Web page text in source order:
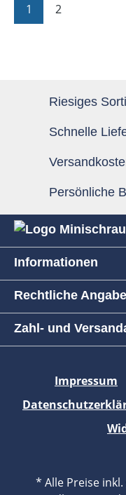
Seite
1 Seite
2
Riesiges
Schnelle
Persönliche
Informationen
Rechtliche
Zahl- und
Impressum
* Alle Preise